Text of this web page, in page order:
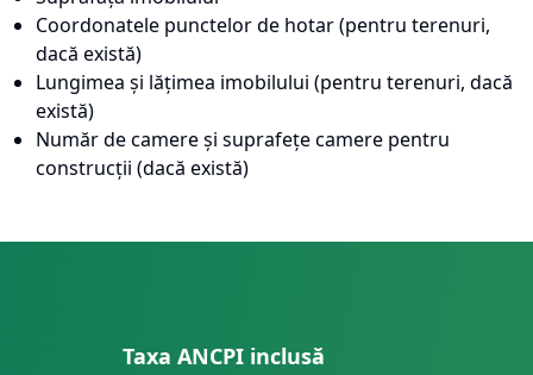
Coordonatele punctelor de hotar (pentru terenuri,
dacă există)
Lungimea și lățimea imobilului (pentru terenuri, dacă
există)
Număr de camere și suprafețe camere pentru
construcții (dacă există)
Taxa ANCPI inclusă